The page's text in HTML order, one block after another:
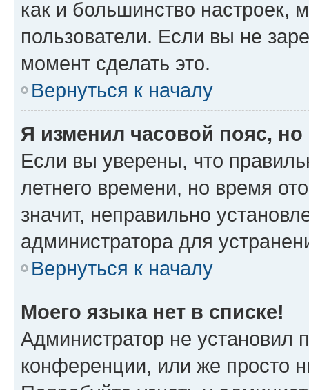
как и большинство настроек,
пользователи. Если вы не
момент сделать это.
Вернуться к началу
Я изменил часовой пояс,
Если вы уверены, что
летнего времени, но время
значит, неправильно
администратора для
Вернуться к началу
Моего языка нет в списке!
Администратор не установил
конференции, или же просто